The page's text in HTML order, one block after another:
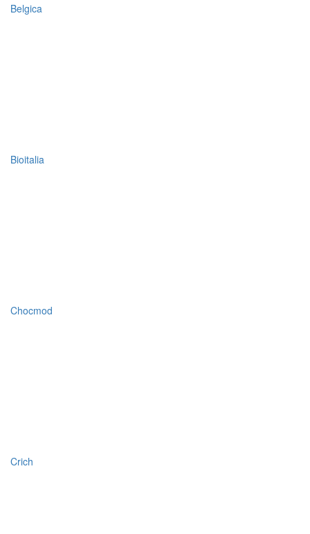
Belgica
Bioitalia
Chocmod
Crich